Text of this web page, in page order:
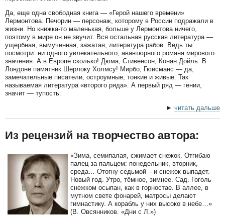
Да, еще одна свободная книга — «Герой нашего времени»
Лермонтова. Печорин — персонаж, которому в России подражали в
жизни. Но книжка-то маленькая, больше у Лермонтова ничего,
поэтому в мире он не звучит. Вся остальная русская литература —
ущербная, вымученная, зажатая, литература рабов. Ведь ты
посмотри: ни одного увлекательного, авантюрного романа мирового
значения. А в Европе сколько! Дюма, Стивенсон, Конан Дойль. В
Лондоне памятник Шерлоку Холмсу! Мирбо, Гюисманс — да,
замечательные писатели, остроумные, тонкие и живые. Так
называемая литература «второго ряда». А первый ряд — гении,
значит — тупость.
► читать дальше
Из рецензий на творчество автора:
«Зима, семипалая, сжимает снежок. Отгибаю
палец за пальцем: понедельник, вторник,
среда… Отогну седьмой – и снежок выпадет.
Новый год. Утро, тёмное, зимнее. Сад. Гоголь
снежком осыпан, как в горностае. В аллее, в
мутном свете фонарей, матросы делают
гимнастику. А корабль у них высоко в небе…»
(В. Овсянников. «Дни с Л.»)